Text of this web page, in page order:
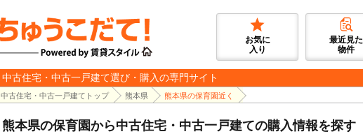
お気に
入り
最近見た
物件
中古住宅・中古一戸建て選び・購入の専門サイト
中古住宅・中古一戸建てトップ 熊本県 熊本県の保育園近く
熊本県の保育園から中古住宅・中古一戸建ての購入情報を探す